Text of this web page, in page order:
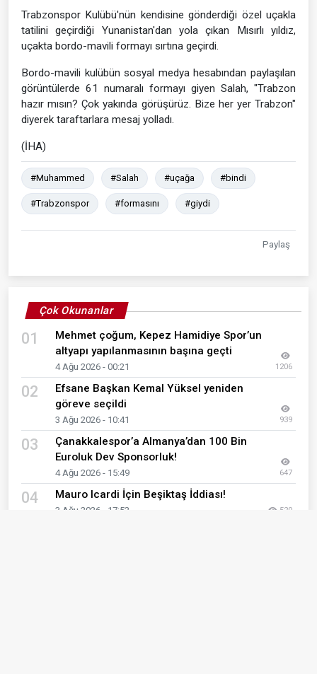
Trabzonspor Kulübü'nün kendisine gönderdiği özel uçakla
tatilini geçirdiği Yunanistan'dan yola çıkan Mısırlı yıldız,
uçakta bordo-mavili formayı sırtına geçirdi.
Bordo-mavili kulübün sosyal medya hesabından paylaşılan
görüntülerde 61 numaralı formayı giyen Salah, "Trabzon
hazır mısın? Çok yakında görüşürüz. Bize her yer Trabzon"
diyerek taraftarlara mesaj yolladı.
(İHA)
#Muhammed #Salah #uçağa #bindi
#Trabzonspor #formasını #giydi
Paylaş
Çok Okunanlar
01
Mehmet çoğum, Kepez Hamidiye Spor’un
altyapı yapılanmasının başına geçti
4 Ağu 2026 - 00:21 1206
02
Efsane Başkan Kemal Yüksel yeniden
göreve seçildi
3 Ağu 2026 - 10:41 939
03
Çanakkalespor’a Almanya’dan 100 Bin
Euroluk Dev Sponsorluk!
4 Ağu 2026 - 15:49 647
04 Mauro Icardi İçin Beşiktaş İddiası!
3 Ağu 2026 - 17:52 520